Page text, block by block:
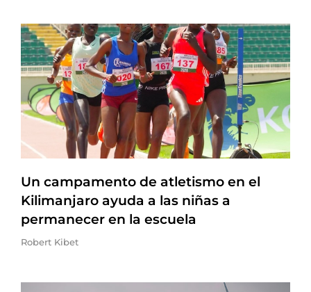
Un campamento de atletismo en el
Kilimanjaro ayuda a las niñas a
permanecer en la escuela
Robert Kibet